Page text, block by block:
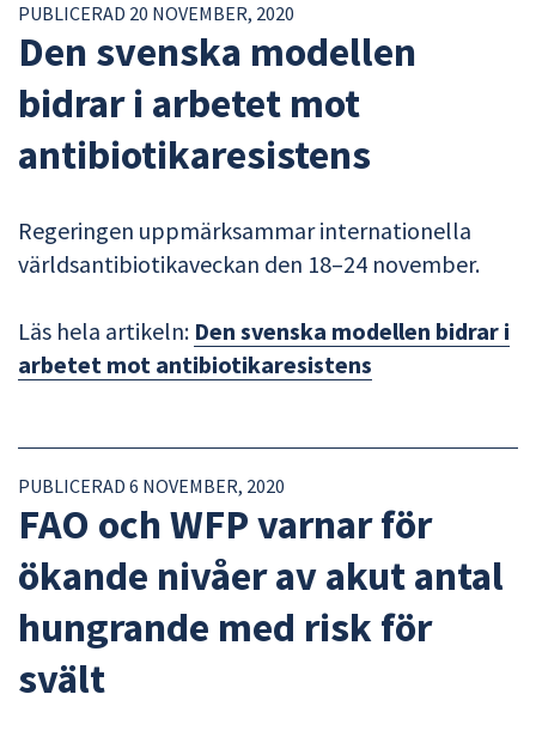
PUBLICERAD 20 NOVEMBER, 2020
Den svenska modellen
bidrar i arbetet mot
antibiotikaresistens
Regeringen uppmärksammar internationella
världsantibiotikaveckan den 18–24 november.
Läs hela artikeln: Den svenska modellen bidrar i
arbetet mot antibiotikaresistens
PUBLICERAD 6 NOVEMBER, 2020
FAO och WFP varnar för
ökande nivåer av akut antal
hungrande med risk för
svält